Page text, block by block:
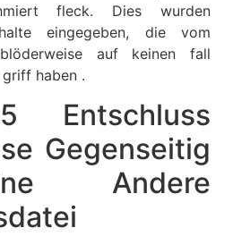
fleck. Dies wurden
eingegeben, die vom
auf keinen fall
haben .
Entschluss
Gegenseitig
Andere